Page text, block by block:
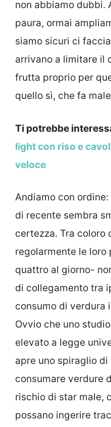
non abbiamo dubbi.
paura, ormai
siamo sicuri ci
arrivano a limitare il
frutta proprio per
quello sì, che fa
Ti potrebbe
light con riso e
veloce
Andiamo con
di recente sembra
certezza. Tra coloro
regolarmente le
quattro al giorno-
di collegamento tra
consumo di verdura
Ovvio che uno
elevato a legge
apre uno spiraglio di
consumare verdure
rischio di star male,
possano ingerire